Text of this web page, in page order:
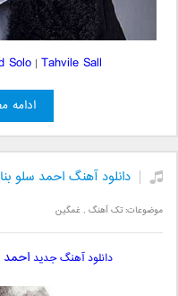
Solo| Tahvile Sall
ادامه
دانلود آهنگ احمد سلو
موضوعات:تک آهنگ ,غمگین
دانلود آهنگ جدید